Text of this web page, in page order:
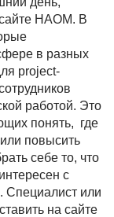
сайте НАОМ. В
в разных
project-
работой. Это
понять, где
повысить
себе то, что
с
Специалист или
на сайте